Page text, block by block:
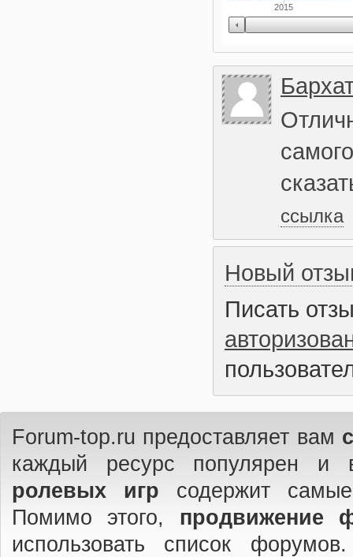
2015
ссылка
Новый
Писать
Forum-top.ru предоставляет вам
каждый ресурс популярен
ролевых игр содержит
Помимо этого, продвижение
использовать список